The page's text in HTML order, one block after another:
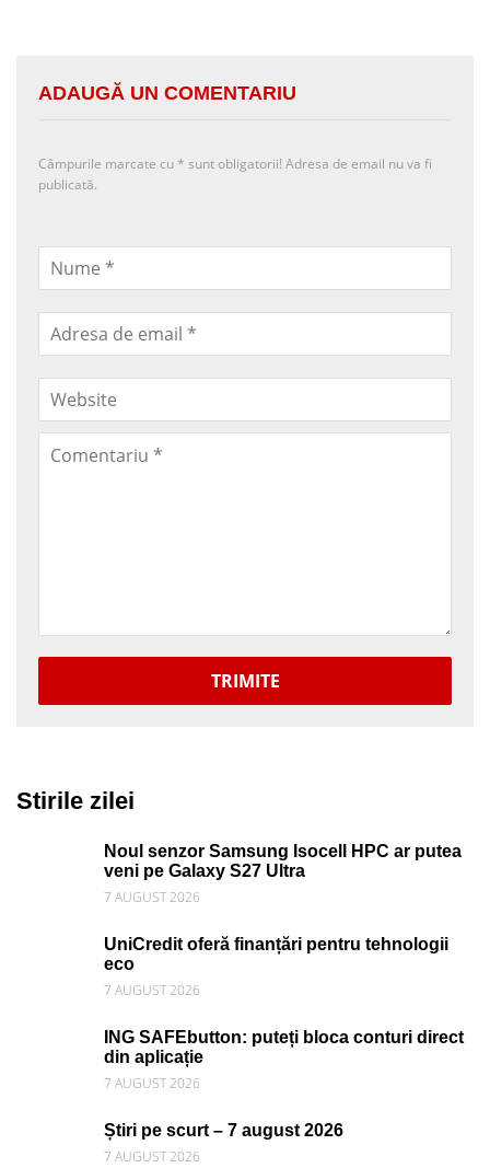
ADAUGĂ UN COMENTARIU
Câmpurile marcate cu * sunt obligatorii! Adresa de email nu va fi
publicată.
TRIMITE
Stirile zilei
Noul senzor Samsung Isocell HPC ar putea
veni pe Galaxy S27 Ultra
7 AUGUST 2026
UniCredit oferă finanțări pentru tehnologii
eco
7 AUGUST 2026
ING SAFEbutton: puteți bloca conturi direct
din aplicație
7 AUGUST 2026
Știri pe scurt – 7 august 2026
7 AUGUST 2026